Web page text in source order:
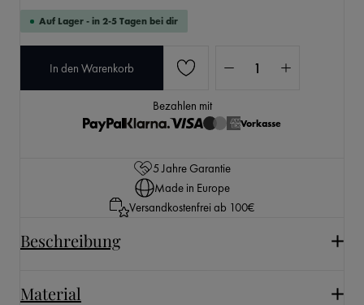
Auf Lager - in 2-5 Tagen bei dir
In den Warenkorb
Bezahlen mit
Vorkasse
5 Jahre Garantie
Made in Europe
Versandkostenfrei ab 100€
Beschreibung
Material